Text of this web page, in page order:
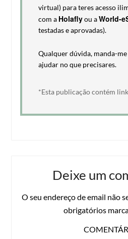
virtual) para teres acesso
com a Holaflyou aWorld-
testadas e aprovadas).
Qualquer dúvida, manda-
ajudar no que precisares.
*Esta publicação contém
Deixe um
O seu endereço de email não
obrigatórios